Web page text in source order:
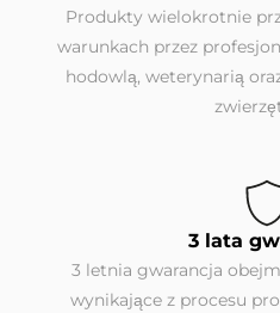
Produkty wielokrotnie
warunkach przez
hodowlą, weterynarią
3 lata
3 letnia gwarancja
wynikające z procesu